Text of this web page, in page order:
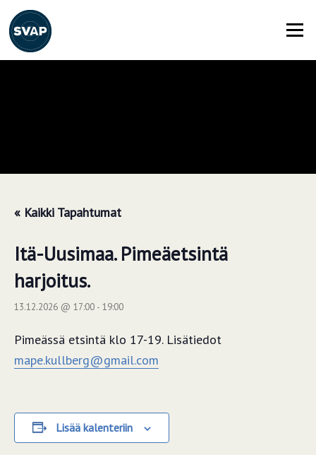
suoraan
sisältöön
Valikko
« Kaikki Tapahtumat
Itä-Uusimaa. Pimeäetsintä
harjoitus.
13.12.2026 @ 17:00 - 19:00
Pimeässä etsintä klo 17-19. Lisätiedot
mape.kullberg@gmail.com
Lisää kalenteriin